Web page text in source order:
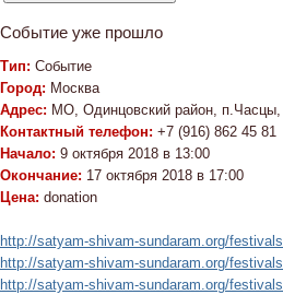
Событие уже прошло
Тип: Событие
Город: Москва
Адрес: МО, Одинцовский район,
Контактный телефон: +7 (916) 862 45 81
Начало: 9 октября 2018 в 13:00
Окончание: 17 октября 2018 в 17:00
Цена: donation
http://satyam-shivam-sundaram.org/
http://satyam-shivam-sundaram.org/
http://satyam-shivam-sundaram.org/